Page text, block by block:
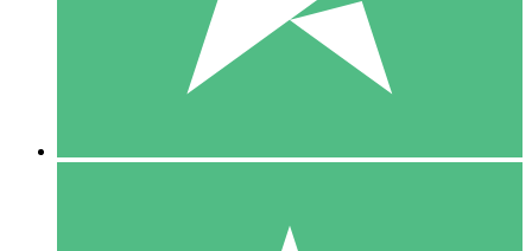
10 00
10 Descargas